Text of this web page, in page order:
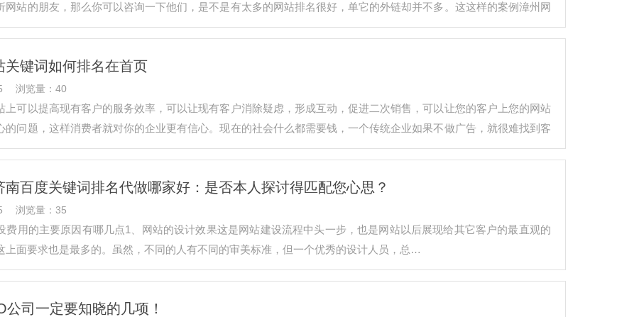
网站的朋友，那么你可以咨询一下他们，是不是有太多的网站排名很好，单它的外链却并不多。这这样的案例漳州网
联…
关键词如何排名在首页
浏览量：40
上可以提高现有客户的服务效率，可以让现有客户消除疑虑，形成互动，促进二次销售，可以让您的客户上您的网站
的问题，这样消费者就对你的企业更有信心。现在的社会什么都需要钱，一个传统企业如果不做广告，就很难找到客
度…
南百度关键词排名代做哪家好：是否本人探讨得匹配您心思？
浏览量：35
费用的主要原因有哪几点1、网站的设计效果这是网站建设流程中头一步，也是网站以后展现给其它客户的最直观的
上面要求也是最多的。虽然，不同的人有不同的审美标准，但一个优秀的设计人员，总…
公司一定要知晓的几项！